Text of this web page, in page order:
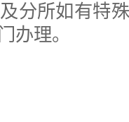
分所如有特
办理。